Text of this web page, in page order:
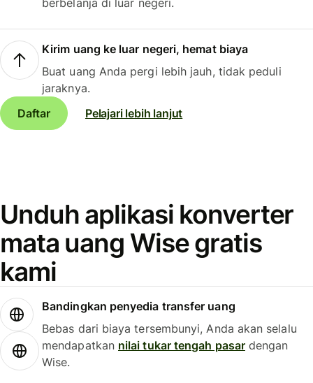
berbelanja di luar negeri.
Kirim uang ke luar negeri, hemat biaya
Buat uang Anda pergi lebih jauh, tidak peduli
jaraknya.
Daftar
Pelajari lebih lanjut
Unduh aplikasi konverter
mata uang Wise gratis
kami
Bandingkan penyedia transfer uang
Bebas dari biaya tersembunyi, Anda akan selalu
mendapatkan nilai tukar tengah pasardengan
Wise.